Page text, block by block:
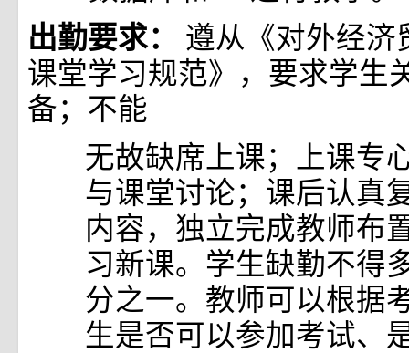
出勤要求： 遵从《对外经济
课堂学习规范》，要求学生
备；不能
无故缺席上课；上课专
与课堂讨论；课后认真
内容，独立完成教师布
习新课。学生缺勤不得
分之一。教师可以根据
生是否可以参加考试、